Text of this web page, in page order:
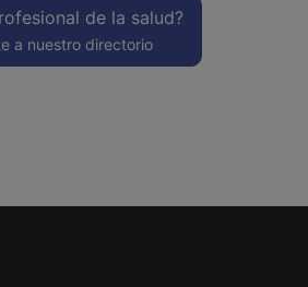
de la salud?
a nuestro directorio